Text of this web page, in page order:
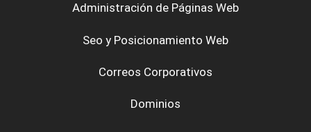
Administración de Páginas Web
Seo y Posicionamiento Web
Correos Corporativos
Dominios